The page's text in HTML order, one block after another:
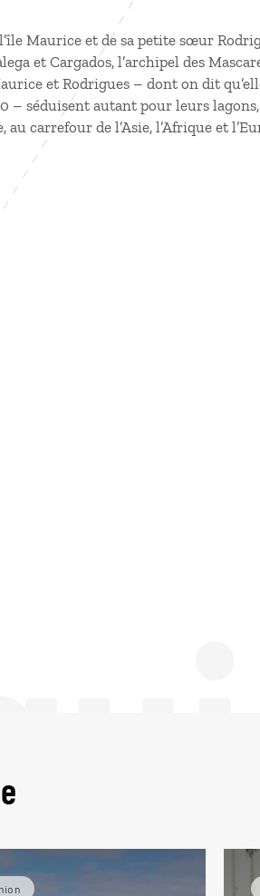
Maurice et de sa petite sœur
et Cargados, l’archipel des
et Rodrigues – dont on dit
– séduisent autant pour leurs
carrefour de l’Asie, l’Afrique et